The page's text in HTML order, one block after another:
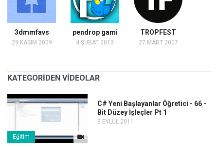
3dmmfavs
29 KASIM 2009
pendrop gami
4 ŞUBAT 2013
TROPFEST
27 MART 2007
KATEGORİDEN VİDEOLAR
Eğitim
C# Yeni Başlayanlar Öğretici - 66 -
Bit Düzey İşleçler Pt 1
3 EYLÜL 2011